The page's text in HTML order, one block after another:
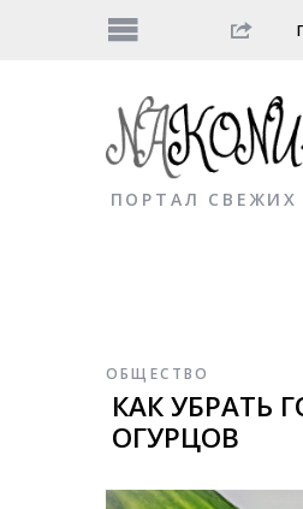
ПОРТАЛ
ОБЩЕСТВО
КАК УБРАТЬ
ОГУРЦОВ